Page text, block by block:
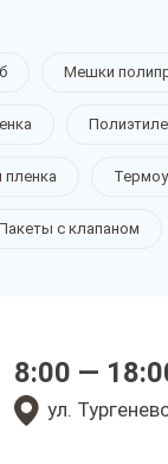
Мешки
с клапаном
8:00 —
ул.